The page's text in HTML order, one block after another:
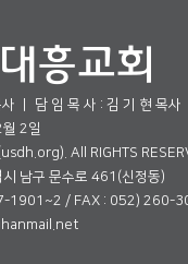
ㅣ 담 임 목 사 : 김 기 현 목사
2일
All RIGHTS
남구 문수로 461(신정동)
1901~2 / FAX : 052) 260-